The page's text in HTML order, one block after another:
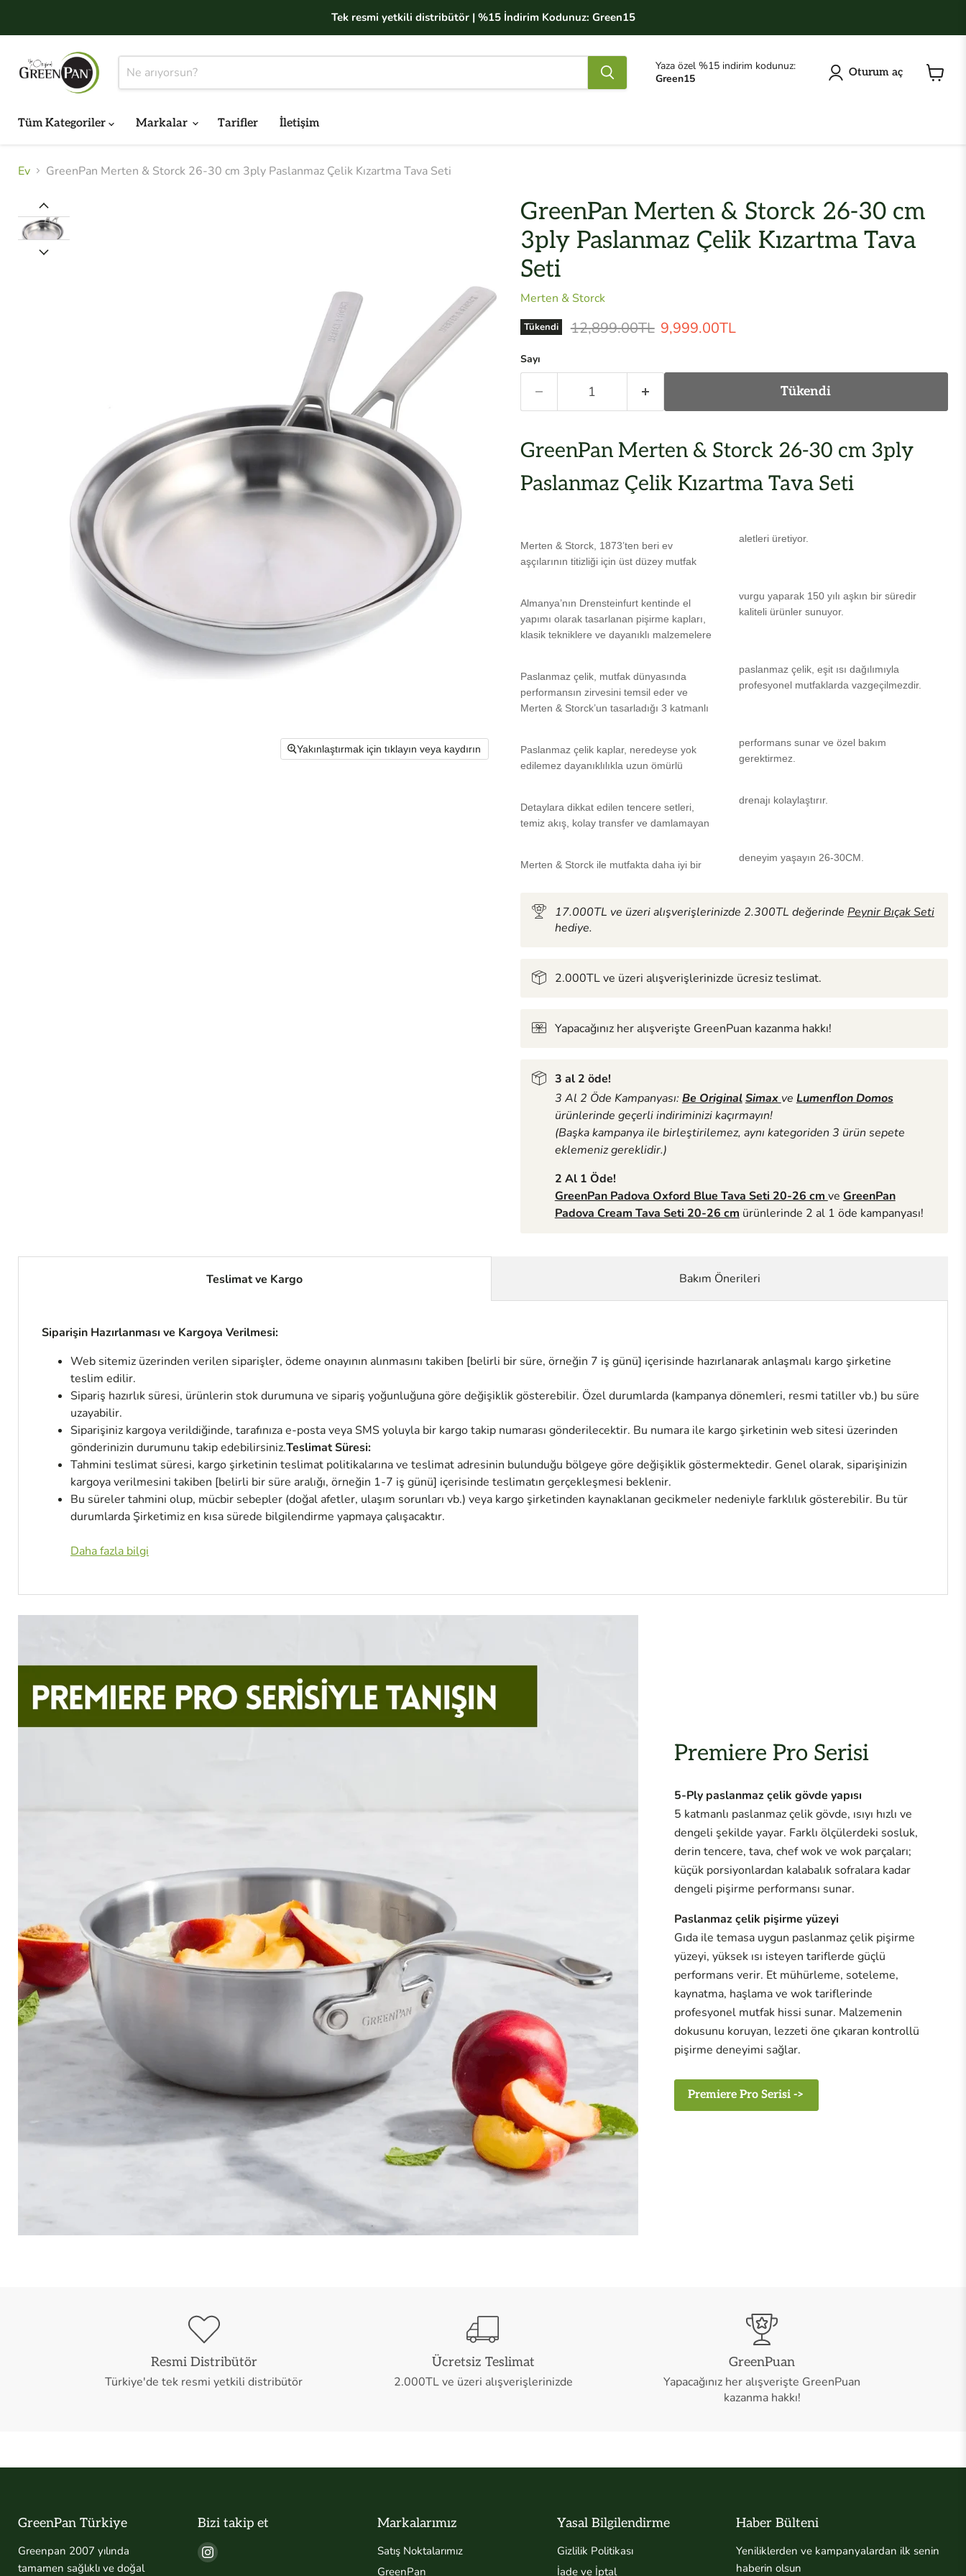
Tek resmi yetkili distribütör | %15 İndirim Kodunuz: Green15
Yaza özel %15 indirim kodunuz:
Green15
Oturum aç
Tüm Kategoriler Markalar Tarifler İletişim
Ev GreenPan Merten & Storck 26-30 cm 3ply Paslanmaz Çelik Kızartma Tava Seti
Yakınlaştırmak için tıklayın veya kaydırın Yakınlaştırmak için tıklayın veya kaydırın
GreenPan Merten & Storck 26-30 cm
3ply Paslanmaz Çelik Kızartma Tava
Seti
Merten & Storck
Tükendi Orijinal Fiyat
12,899.00TL Mevcut fiyat
9,999.00TL
Sayı
Tükendi
GreenPan Merten & Storck 26-30 cm 3ply
Paslanmaz Çelik Kızartma Tava Seti
Merten & Storck, 1873’ten beri ev
aşçılarının titizliği için üst düzey mutfak
aletleri üretiyor.
Almanya’nın Drensteinfurt kentinde el
yapımı olarak tasarlanan pişirme kapları,
klasik tekniklere ve dayanıklı malzemelere
vurgu yaparak 150 yılı aşkın bir süredir
kaliteli ürünler sunuyor.
Paslanmaz çelik, mutfak dünyasında
performansın zirvesini temsil eder ve
Merten & Storck’un tasarladığı 3 katmanlı
paslanmaz çelik, eşit ısı dağılımıyla
profesyonel mutfaklarda vazgeçilmezdir.
Paslanmaz çelik kaplar, neredeyse yok
edilemez dayanıklılıkla uzun ömürlü
performans sunar ve özel bakım
gerektirmez.
Detaylara dikkat edilen tencere setleri,
temiz akış, kolay transfer ve damlamayan
drenajı kolaylaştırır.
Merten & Storck ile mutfakta daha iyi bir
deneyim yaşayın 26-30CM.
17.000TL ve üzeri alışverişlerinizde 2.300TL değerinde Peynir Bıçak Seti
hediye.
2.000TL ve üzeri alışverişlerinizde ücresiz teslimat.
Yapacağınız her alışverişte GreenPuan kazanma hakkı!
3 al 2 öde!
3 Al 2 Öde Kampanyası: Be OriginalSimax ve Lumenflon Domos
ürünlerinde geçerli indiriminizi kaçırmayın!
(Başka kampanya ile birleştirilemez, aynı kategoriden 3 ürün sepete
eklemeniz gereklidir.)
2 Al 1 Öde!
GreenPan Padova Oxford Blue Tava Seti 20-26 cm ve GreenPan
Padova Cream Tava Seti 20-26 cm ürünlerinde 2 al 1 öde kampanyası!
Teslimat ve Kargo
Siparişin Hazırlanması ve Kargoya Verilmesi:
Web sitemiz üzerinden verilen siparişler, ödeme onayının alınmasını takiben [belirli bir süre, örneğin 7 iş günü] içerisinde hazırlanarak anlaşmalı kargo şirketine
teslim edilir.
Sipariş hazırlık süresi, ürünlerin stok durumuna ve sipariş yoğunluğuna göre değişiklik gösterebilir. Özel durumlarda (kampanya dönemleri, resmi tatiller vb.) bu süre
uzayabilir.
Siparişiniz kargoya verildiğinde, tarafınıza e-posta veya SMS yoluyla bir kargo takip numarası gönderilecektir. Bu numara ile kargo şirketinin web sitesi üzerinden
gönderinizin durumunu takip edebilirsiniz.Teslimat Süresi:
Tahmini teslimat süresi, kargo şirketinin teslimat politikalarına ve teslimat adresinin bulunduğu bölgeye göre değişiklik göstermektedir. Genel olarak, siparişinizin
kargoya verilmesini takiben [belirli bir süre aralığı, örneğin 1-7 iş günü] içerisinde teslimatın gerçekleşmesi beklenir.
Bu süreler tahmini olup, mücbir sebepler (doğal afetler, ulaşım sorunları vb.) veya kargo şirketinden kaynaklanan gecikmeler nedeniyle farklılık gösterebilir. Bu tür
durumlarda Şirketimiz en kısa sürede bilgilendirme yapmaya çalışacaktır.
Daha fazla bilgi
Bakım Önerileri
Premiere Pro Serisi
5-Ply paslanmaz çelik gövde yapısı
5 katmanlı paslanmaz çelik gövde, ısıyı hızlı ve
dengeli şekilde yayar. Farklı ölçülerdeki sosluk,
derin tencere, tava, chef wok ve wok parçaları;
küçük porsiyonlardan kalabalık sofralara kadar
dengeli pişirme performansı sunar.
Paslanmaz çelik pişirme yüzeyi
Gıda ile temasa uygun paslanmaz çelik pişirme
yüzeyi, yüksek ısı isteyen tariflerde güçlü
performans verir. Et mühürleme, soteleme,
kaynatma, haşlama ve wok tariflerinde
profesyonel mutfak hissi sunar. Malzemenin
dokusunu koruyan, lezzeti öne çıkaran kontrollü
pişirme deneyimi sağlar.
Premiere Pro Serisi ->
Resmi Distribütör
Türkiye'de tek resmi yetkili distribütör
Ücretsiz Teslimat
2.000TL ve üzeri alışverişlerinizde
GreenPuan
Yapacağınız her alışverişte GreenPuan
kazanma hakkı!
GreenPan Türkiye
Greenpan 2007 yılında
tamamen sağlıklı ve doğal
Bizi takip et
Bizi
Markalarımız
Satış Noktalarımız
GreenPan
Yasal Bilgilendirme
Gizlilik Politikası
İade ve İptal
Haber Bülteni
Yeniliklerden ve kampanyalardan ilk senin
haberin olsun